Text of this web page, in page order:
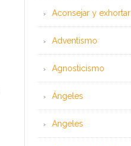
Aconsejar y exhortar
Adventismo
Agnosticismo
Ángeles
Angeles